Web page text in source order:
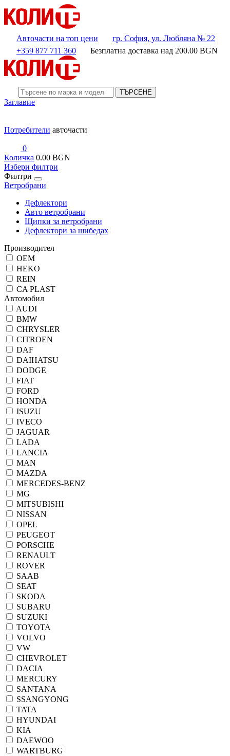
Авточасти на топ цени
гр. София, ул. Любляна № 22
+359 877 711 360
Безплатна доставка над 200.00 BGN
ТЪРСЕНЕ
Заглавие
Потребители авточасти
0
Количка 0.00 BGN
Избери филтри
Филтри
Ветробрани
Дефлектори
Авто ветробрани
Щипки за ветробрани
Дефлектори за шибедах
Производител
OEM
HEKO
REIN
CA PLAST
Автомобил
AUDI
BMW
CHRYSLER
CITROEN
DAF
DAIHATSU
DODGE
FIAT
FORD
HONDA
ISUZU
IVECO
JAGUAR
LADA
LANCIA
MAN
MAZDA
MERCEDES-BENZ
MG
MITSUBISHI
NISSAN
OPEL
PEUGEOT
PORSCHE
RENAULT
ROVER
SAAB
SEAT
SKODA
SUBARU
SUZUKI
TOYOTA
VOLVO
VW
CHEVROLET
DACIA
MERCURY
SANTANA
SSANGYONG
TATA
HYUNDAI
KIA
DAEWOO
WARTBURG